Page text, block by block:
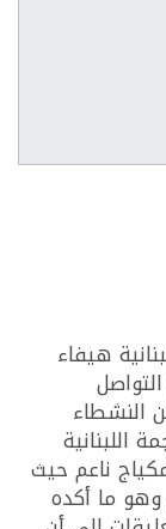
هيفاء
النشطاء
اللبنانية
ناعم حيث
ما أكده